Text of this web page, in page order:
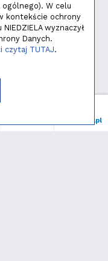
NIEDZIELA
niedziela.pl
W celu
kontekście ochrony
wyznaczył
Danych.
czytaj TUTAJ.